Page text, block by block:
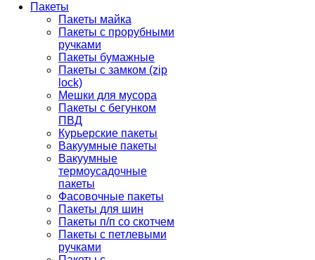
Пакеты
Пакеты майка
Пакеты с прорубными
ручками
Пакеты бумажные
Пакеты с замком (zip
lock)
Мешки для мусора
Пакеты с бегунком
ПВД
Курьерские пакеты
Вакуумные пакеты
Вакуумные
термоусадочные
пакеты
Фасовочные пакеты
Пакеты для шин
Пакеты п/п со скотчем
Пакеты с петлевыми
ручками